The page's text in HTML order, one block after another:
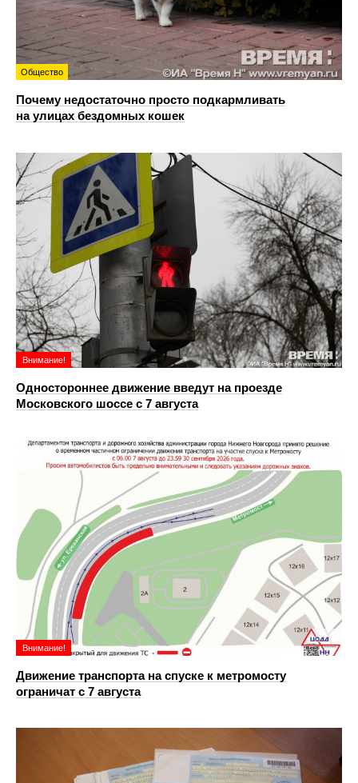
Общество
Почему недостаточно просто подкармливать
на улицах бездомных кошек
Внимание!
Одностороннее движение введут на проезде
Московского шоссе с 7 августа
Внимание!
Движение транспорта на спуске к метромосту
ограничат с 7 августа